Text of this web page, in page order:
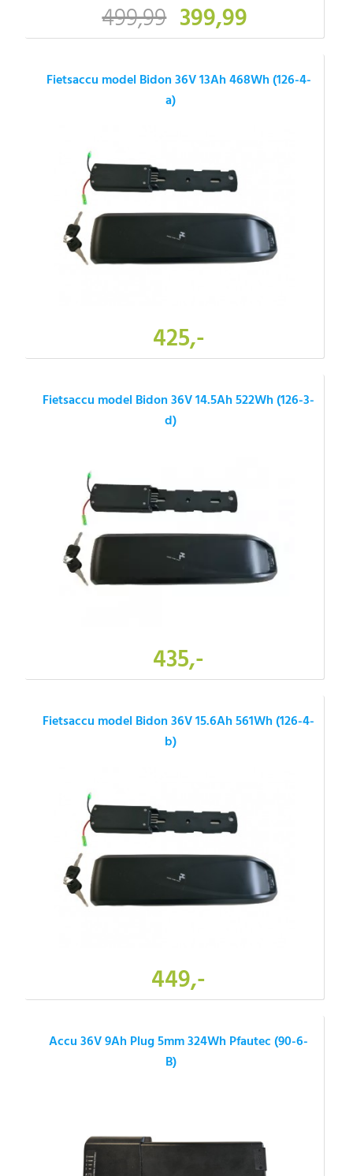
499,99 399,99
Fietsaccu model Bidon 36V 13Ah 468Wh (126-4-
a)
425,-
Fietsaccu model Bidon 36V 14.5Ah 522Wh (126-3-
d)
435,-
Fietsaccu model Bidon 36V 15.6Ah 561Wh (126-4-
b)
449,-
Accu 36V 9Ah Plug 5mm 324Wh Pfautec (90-6-
B)